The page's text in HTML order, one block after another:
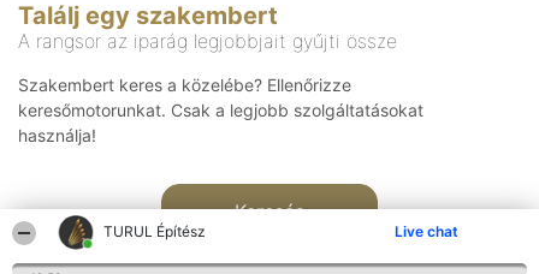
TURUL Építész Live chat
Találj egy szakembert
A rangsor az iparág legjobbjait gyűjti össze
Szakembert keres a közelébe? Ellenőrizze
keresőmotorunkat. Csak a legjobb szolgáltatásokat
használja!
Keresés